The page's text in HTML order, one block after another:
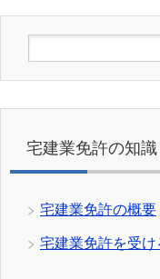
宅建業免許の知識
宅建業免許の概要
宅建業免許を受